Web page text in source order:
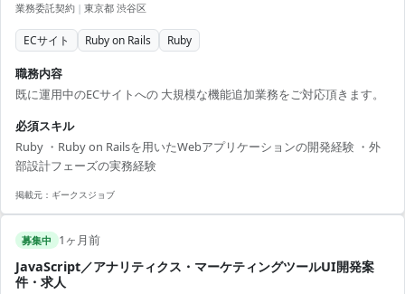
業務委託契約 | 東京都 渋谷区
ECサイト Ruby on Rails Ruby
職務内容
既に運用中のECサイトへの 大規模な機能追加業務をご対応頂きます。
必須スキル
Ruby ・Ruby on Railsを用いたWebアプリケーションの開発経験 ・外
部設計フェーズの実務経験
掲載元： ギークスジョブ
募集中 1ヶ月前
JavaScript／アナリティクス・マーケティングツールUI開発案
件・求人